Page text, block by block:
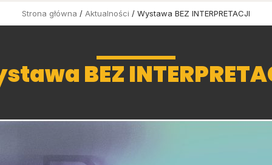
Strona główna / Aktualności / Wystawa BEZ INTERPRETACJI
BEZ